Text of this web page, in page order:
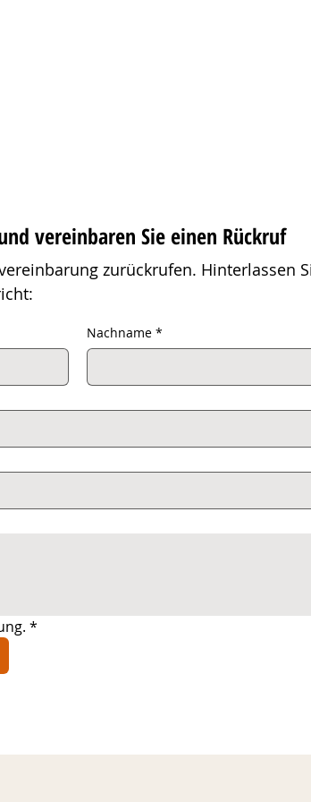
vereinbaren Sie einen Rückruf
zurückrufen. Hinterlassen
Nachname *
*